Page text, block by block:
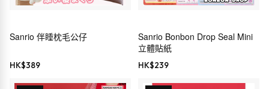
Sanrio 伴睡枕毛公仔
HK$389
Sanrio Bonbon Drop Seal Mini
立體貼紙
HK$239